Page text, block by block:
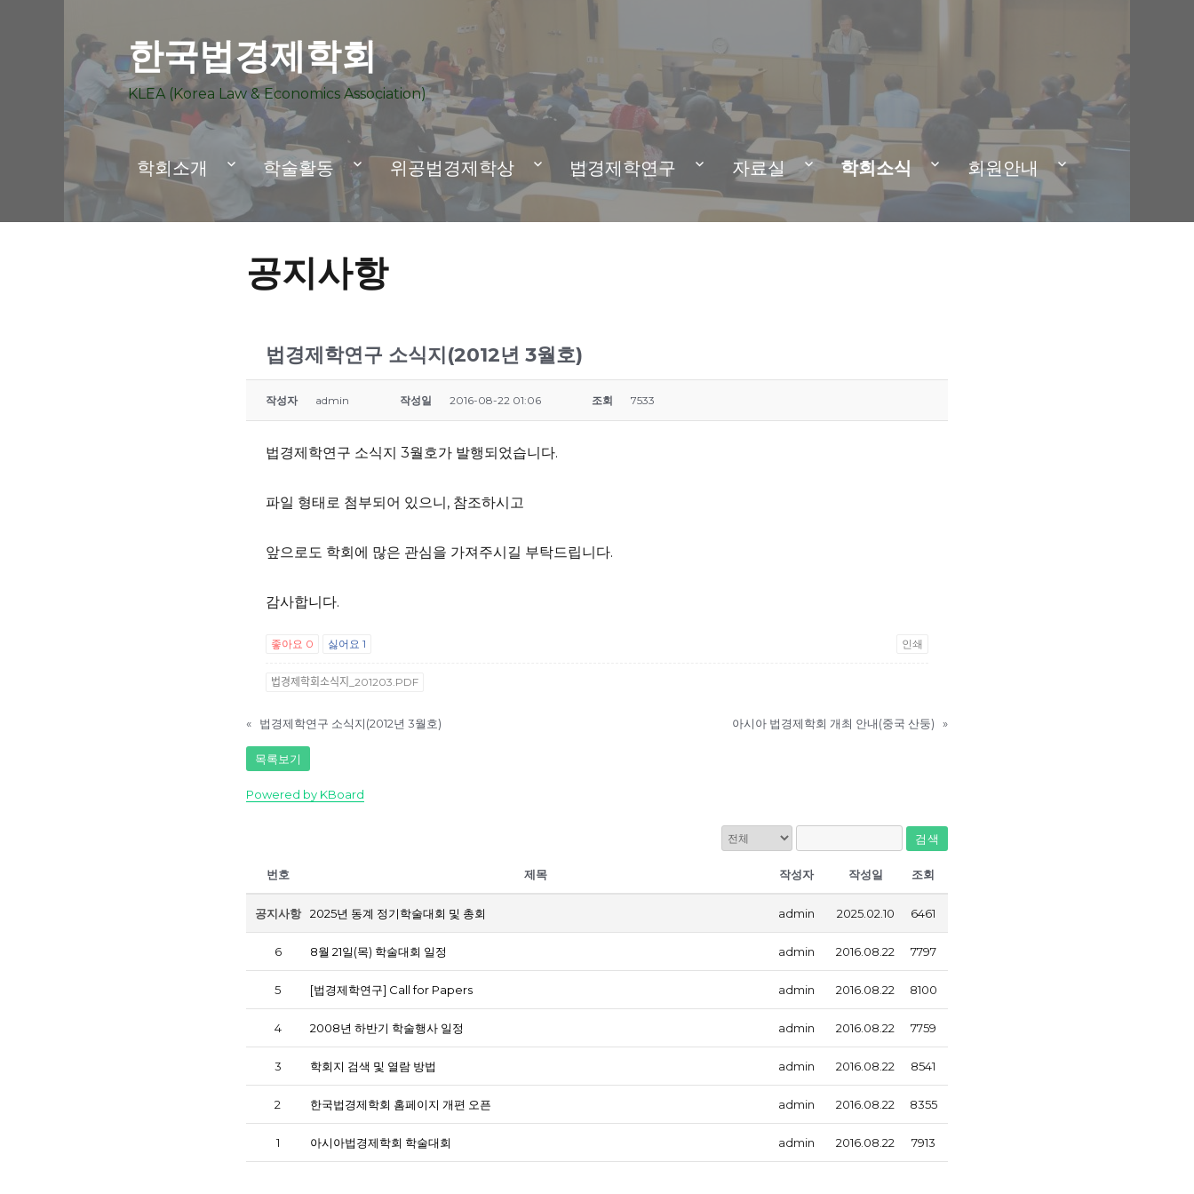
한국법경제학회
KLEA (Korea Law & Economics Association)
학회소개 학술활동 위공법경제학상 법경제학연구 자료실 학회소식 회원안내
공지사항
법경제학연구 소식지(2012년 3월호)
작성자 admin 작성일 2016-08-22 01:06 조회 7533
법경제학연구 소식지 3월호가 발행되었습니다.
파일 형태로 첨부되어 있으니, 참조하시고
앞으로도 학회에 많은 관심을 가져주시길 부탁드립니다.
감사합니다.
좋아요 0 싫어요 1 인쇄
법경제학회소식지_201203.PDF
« 법경제학연구 소식지(2012년 3월호) 아시아 법경제학회 개최 안내(중국 산둥) »
목록보기
Powered by KBoard
검색
번호 제목 작성자 작성일 조회
공지사항 2025년 동계 정기학술대회 및 총회 admin 2025.02.10 6461
6 8월 21일(목) 학술대회 일정 admin 2016.08.22 7797
5 [법경제학연구] Call for Papers admin 2016.08.22 8100
4 2008년 하반기 학술행사 일정 admin 2016.08.22 7759
3 학회지 검색 및 열람 방법 admin 2016.08.22 8541
2 한국법경제학회 홈페이지 개편 오픈 admin 2016.08.22 8355
1 아시아법경제학회 학술대회 admin 2016.08.22 7913